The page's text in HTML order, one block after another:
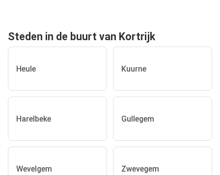
Steden in de buurt van Kortrijk
Heule Kuurne
Harelbeke Gullegem
Wevelgem Zwevegem